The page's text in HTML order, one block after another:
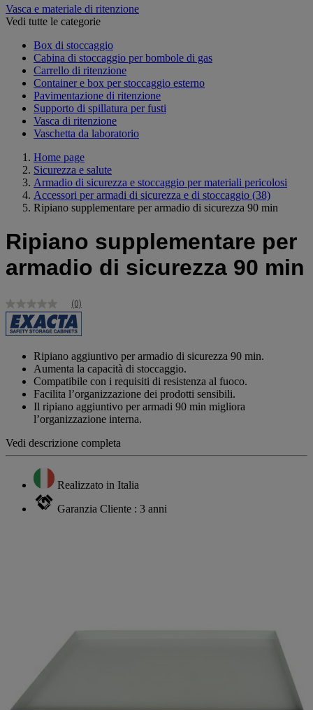
Vasca e materiale di ritenzione
Vedi tutte le categorie
Box di stoccaggio
Cabina di stoccaggio per bombole di gas
Carrello di ritenzione
Container e box per stoccaggio esterno
Pavimentazione di ritenzione
Supporto di spillatura per fusti
Vasca di ritenzione
Vaschetta da laboratorio
Home page
Sicurezza e salute
Armadio di sicurezza e stoccaggio per materiali pericolosi
Accessori per armadi di sicurezza e di stoccaggio (38)
Ripiano supplementare per armadio di sicurezza 90 min
Ripiano supplementare per
armadio di sicurezza 90 min
Nessuna
valutazione
Stesso
pagina.
(0)
Ripiano aggiuntivo per armadio di sicurezza 90 min.
Aumenta la capacità di stoccaggio.
Compatibile con i requisiti di resistenza al fuoco.
Facilita l’organizzazione dei prodotti sensibili.
Il ripiano aggiuntivo per armadi 90 min migliora
l’organizzazione interna.
Vedi descrizione completa
Realizzato in Italia
Garanzia Cliente : 3 anni